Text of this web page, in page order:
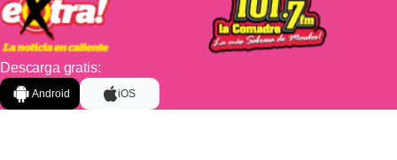
Descarga gratis:
Android iOS